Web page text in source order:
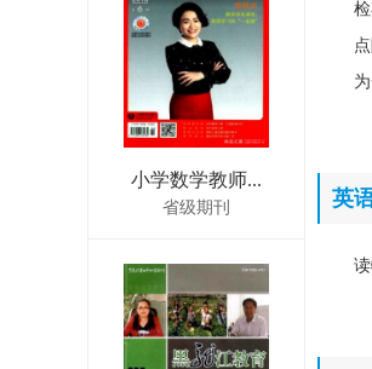
小学数学教师...
省级期刊 英